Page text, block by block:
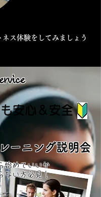
ス体験をしてみましょう
安心＆安全
ーニング説明会
始めていいか
ない方必見！